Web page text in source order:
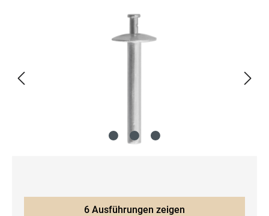
6 Ausführungen zeigen